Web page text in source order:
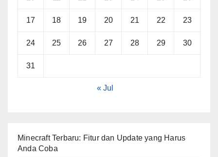
17 18 19 20 21 22 23
24 25 26 27 28 29 30
31
« Jul
Minecraft Terbaru: Fitur dan Update yang Harus
Anda Coba